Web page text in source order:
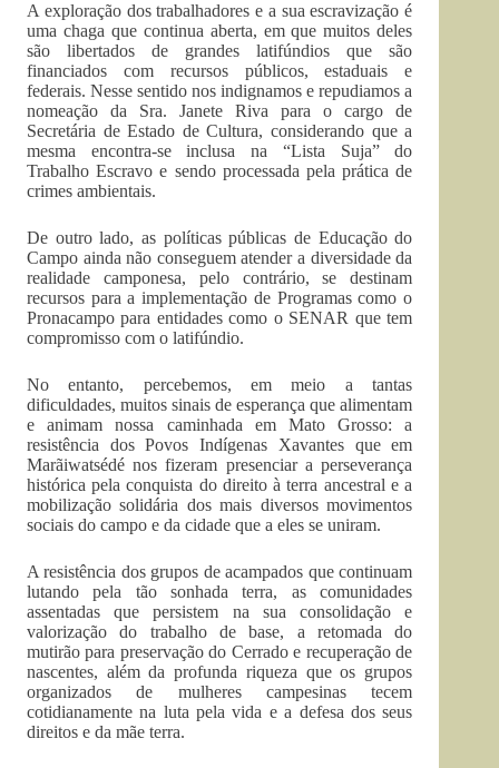
A exploração dos trabalhadores e a sua escravização é
uma chaga que continua aberta, em que muitos deles
são libertados de grandes latifúndios que são
financiados com recursos públicos, estaduais e
federais. Nesse sentido nos indignamos e repudiamos a
nomeação da Sra. Janete Riva para o cargo de
Secretária de Estado de Cultura, considerando que a
mesma encontra-se inclusa na “Lista Suja” do
Trabalho Escravo e sendo processada pela prática de
crimes ambientais.
De outro lado, as políticas públicas de Educação do
Campo ainda não conseguem atender a diversidade da
realidade camponesa, pelo contrário, se destinam
recursos para a implementação de Programas como o
Pronacampo para entidades como o SENAR que tem
compromisso com o latifúndio.
No entanto, percebemos, em meio a tantas
dificuldades, muitos sinais de esperança que alimentam
e animam nossa caminhada em Mato Grosso: a
resistência dos Povos Indígenas Xavantes que em
Marãiwatsédé nos fizeram presenciar a perseverança
histórica pela conquista do direito à terra ancestral e a
mobilização solidária dos mais diversos movimentos
sociais do campo e da cidade que a eles se uniram.
A resistência dos grupos de acampados que continuam
lutando pela tão sonhada terra, as comunidades
assentadas que persistem na sua consolidação e
valorização do trabalho de base, a retomada do
mutirão para preservação do Cerrado e recuperação de
nascentes, além da profunda riqueza que os grupos
organizados de mulheres campesinas tecem
cotidianamente na luta pela vida e a defesa dos seus
direitos e da mãe terra.